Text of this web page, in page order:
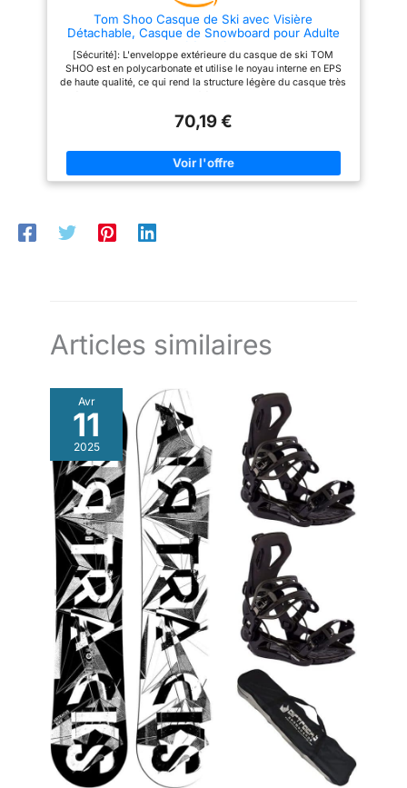
Tom Shoo Casque de Ski avec Visière
Détachable, Casque de Snowboard pour Adulte
Femme Homme Certifié Professionnel Casque de
Neige avec Amovible intégré Visiere
[Sécurité]: L'enveloppe extérieure du casque de ski TOM
SHOO est en polycarbonate et utilise le noyau interne en EPS
de haute qualité, ce qui rend la structure légère du casque très
aérations, température du casque réglable, composite léger,
la taille L est seulement 1. 01 lb. [Confort]: Doublure respirante,
antibactérienne et amovible en tissu à mailles et en laine;
Mentonnière réglable en forme de Y pour un soutien optimal,
position correcte, ajustez la taille de la molette de réglage en
fonction des circonstances. [Service amical]: Une garantie
70,19 €
Articles similaires
Avr
11
2025